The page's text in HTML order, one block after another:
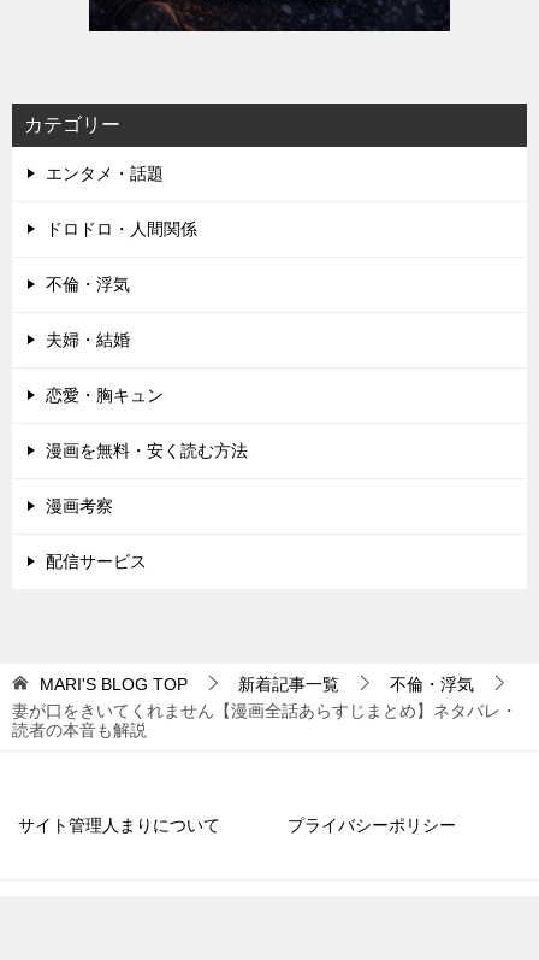
カテゴリー
エンタメ・話題
ドロドロ・人間関係
不倫・浮気
夫婦・結婚
恋愛・胸キュン
漫画を無料・安く読む方法
漫画考察
配信サービス
MARI'S BLOG TOP 新着記事一覧
不倫・浮気
妻が口をきいてくれません【漫画全話あらすじまとめ】ネタバレ・
読者の本音も解説
サイト管理人まりについて プライバシーポリシー